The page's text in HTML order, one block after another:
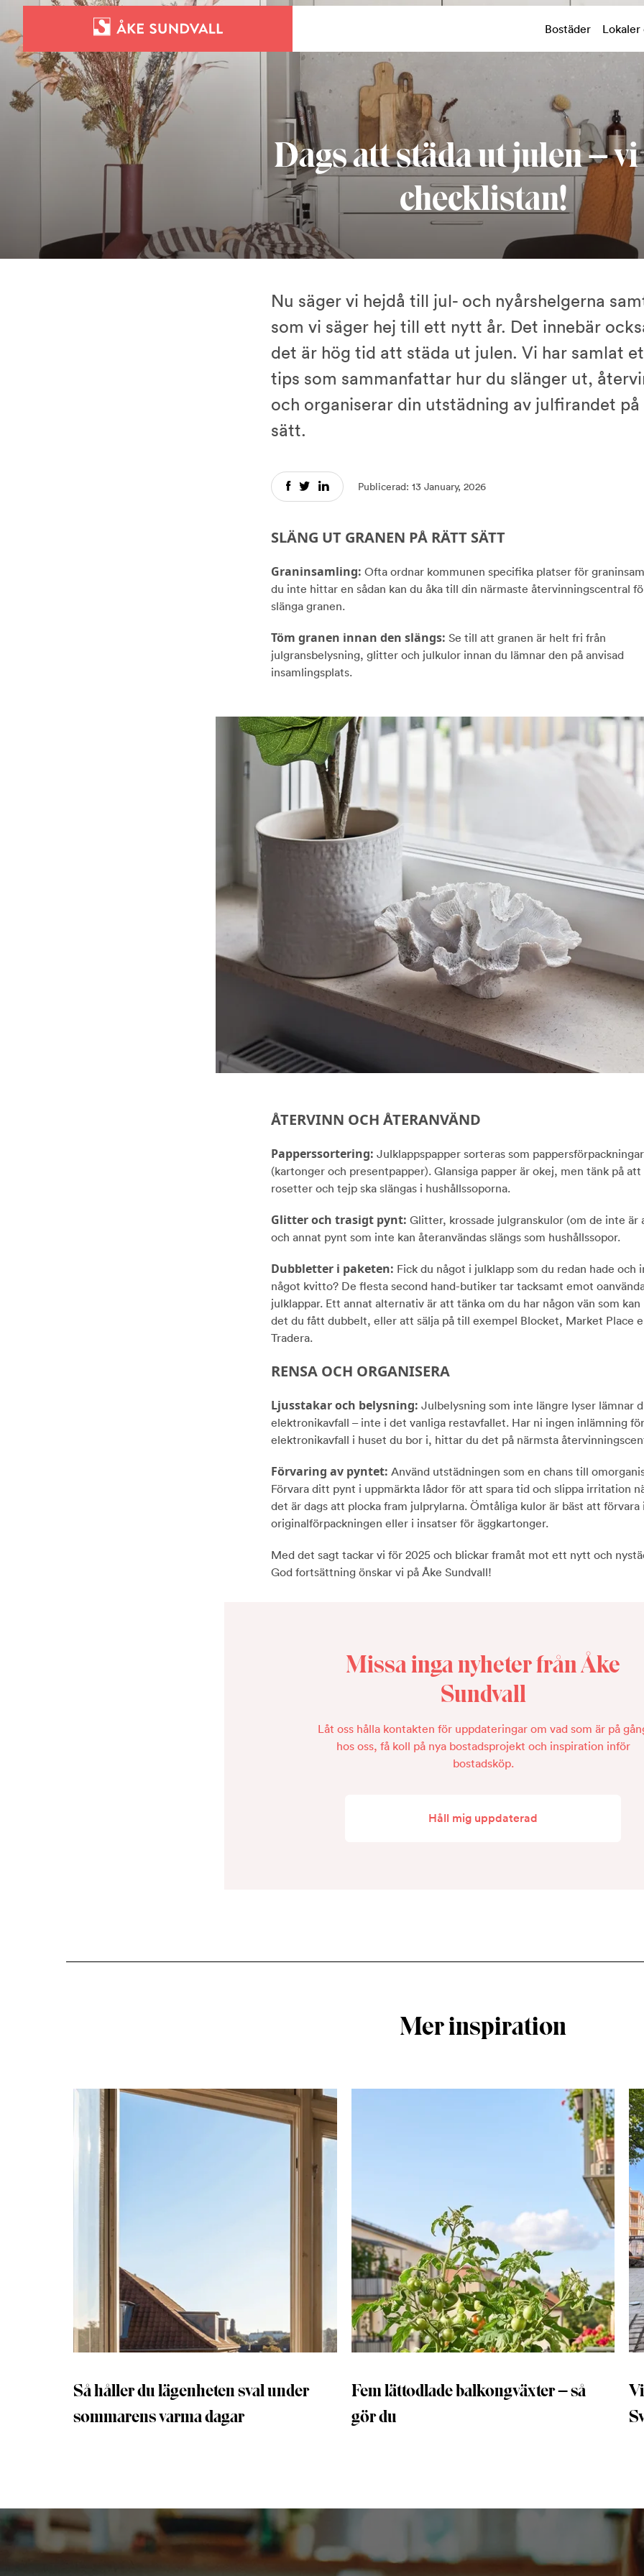
Bostäder Lokaler
Bostäder
Lokaler och parkering
Entreprenad
Dags att städa ut julen –
checklistan!
Nu säger vi hejdå till jul- och nyårshelgerna
som vi säger hej till ett nytt år. Det innebär
det är hög tid att städa ut julen. Vi har samlat
tips som sammanfattar hur du slänger ut,
och organiserar din utstädning av julfirandet på
sätt.
Publicerad: 13 January, 2026
SLÄNG UT GRANEN PÅ RÄTT SÄTT
Graninsamling: Ofta ordnar kommunen specifika platser för
du inte hittar en sådan kan du åka till din närmaste återvinningscentral
slänga granen.
Töm granen innan den slängs: Se till att granen är helt fri från
julgransbelysning, glitter och julkulor innan du lämnar den på anvisad
insamlingsplats.
ÅTERVINN OCH ÅTERANVÄND
Papperssortering: Julklappspapper sorteras som pappersförpackningar
(kartonger och presentpapper). Glansiga papper är okej, men tänk på
rosetter och tejp ska slängas i hushållssoporna.
Glitter och trasigt pynt: Glitter, krossade julgranskulor (om de inte är
och annat pynt som inte kan återanvändas slängs som hushållssopor.
Dubbletter i paketen: Fick du något i julklapp som du redan hade och
något kvitto? De flesta second hand-butiker tar tacksamt emot
julklappar. Ett annat alternativ är att tänka om du har någon vän som kan
det du fått dubbelt, eller att sälja på till exempel Blocket, Market Place
Tradera.
RENSA OCH ORGANISERA
Ljusstakar och belysning: Julbelysning som inte längre lyser lämnar
elektronikavfall – inte i det vanliga restavfallet. Har ni ingen inlämning för
elektronikavfall i huset du bor i, hittar du det på närmsta
Förvaring av pyntet: Använd utstädningen som en chans till
Förvara ditt pynt i uppmärkta lådor för att spara tid och slippa irritation
det är dags att plocka fram julprylarna. Ömtåliga kulor är bäst att förvara
originalförpackningen eller i insatser för äggkartonger.
Med det sagt tackar vi för 2025 och blickar framåt mot ett nytt och
God fortsättning önskar vi på Åke Sundvall!
Missa inga nyheter från Åke
Sundvall
Låt oss hålla kontakten för uppdateringar om vad som är på
hos oss, få koll på nya bostadsprojekt och inspiration inför
bostadsköp.
Håll mig uppdaterad
Mer inspiration
Så håller du lägenheten sval under
sommarens varma dagar
Fem lättodlade balkongväxter – så
gör du